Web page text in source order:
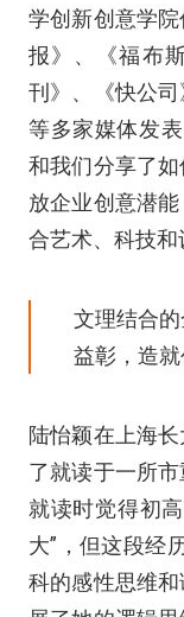
学创新创意学
报》、《福布
刊》、《快公司
等多家媒体发
和我们分享了
放企业创意潜
合艺术、科技和
文理结合
益彰，造
陆怡颖在上海
了就读于一所
就读时觉得初
大”，但这段经
科的感性思维